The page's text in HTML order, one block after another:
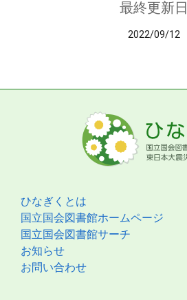
最終更新日
2022/09/12
ひなぎくとは
国立国会図書館ホームページ
国立国会図書館サーチ
お知らせ
お問い合わせ